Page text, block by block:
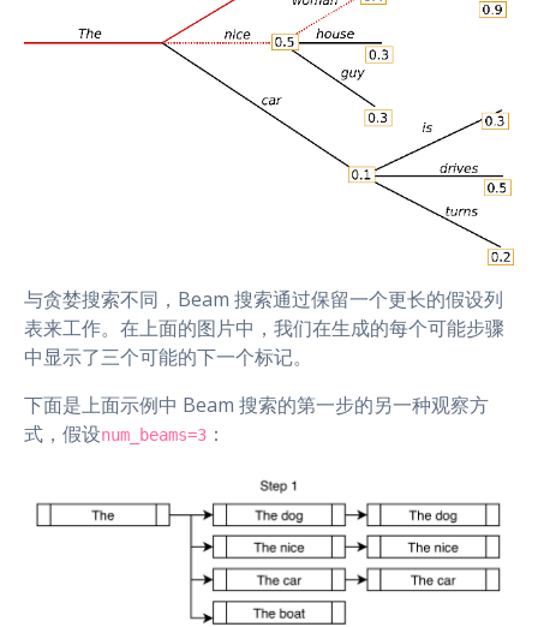
与贪婪搜索不同，Beam 搜索通过保留一个更长的假设列
表来工作。在上面的图片中，我们在生成的每个可能步骤
中显示了三个可能的下一个标记。
下面是上面示例中 Beam 搜索的第一步的另一种观察方
式，假设num_beams=3 ：